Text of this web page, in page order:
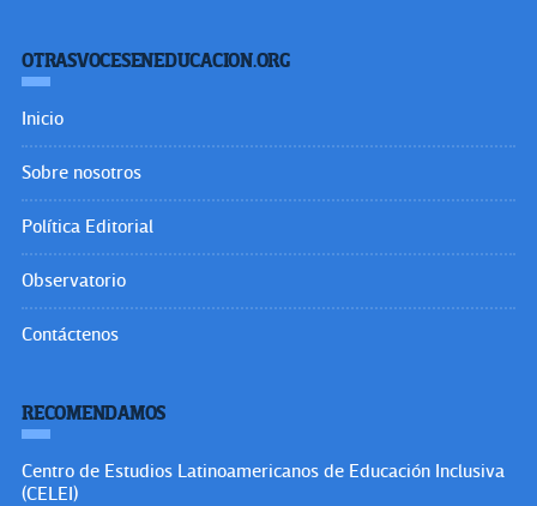
OTRASVOCESENEDUCACION.ORG
Inicio
Sobre nosotros
Política Editorial
Observatorio
Contáctenos
RECOMENDAMOS
Centro de Estudios Latinoamericanos de Educación Inclusiva
(CELEI)